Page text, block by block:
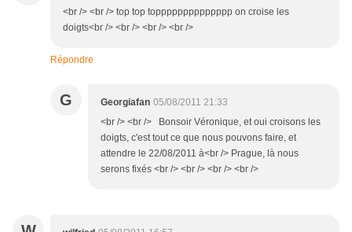
<br /> <br /> top top topppppppppppppp on croise les
doigts<br /> <br /> <br /> <br />
Répondre
G Georgiafan 05/08/2011 21:33
<br /> <br /> Bonsoir Véronique, et oui croisons les
doigts, c'est tout ce que nous pouvons faire, et
attendre le 22/08/2011 à<br /> Prague, là nous
serons fixés <br /> <br /> <br /> <br />